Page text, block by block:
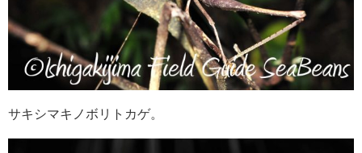
サキシマキノボリトカゲ。